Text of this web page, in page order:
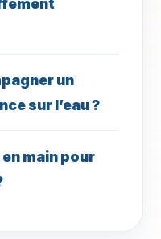
un
sur l’eau ?
main pour